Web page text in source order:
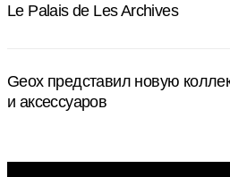
Le Palais de Les Archives
Geox представил новую
и аксессуаров